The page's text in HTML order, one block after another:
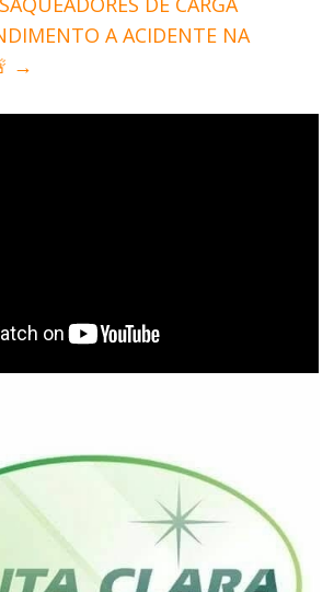
A ACIDENTE NA
→